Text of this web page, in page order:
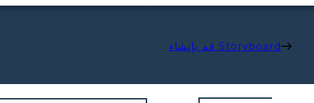
قم بإنشاء Storyboard